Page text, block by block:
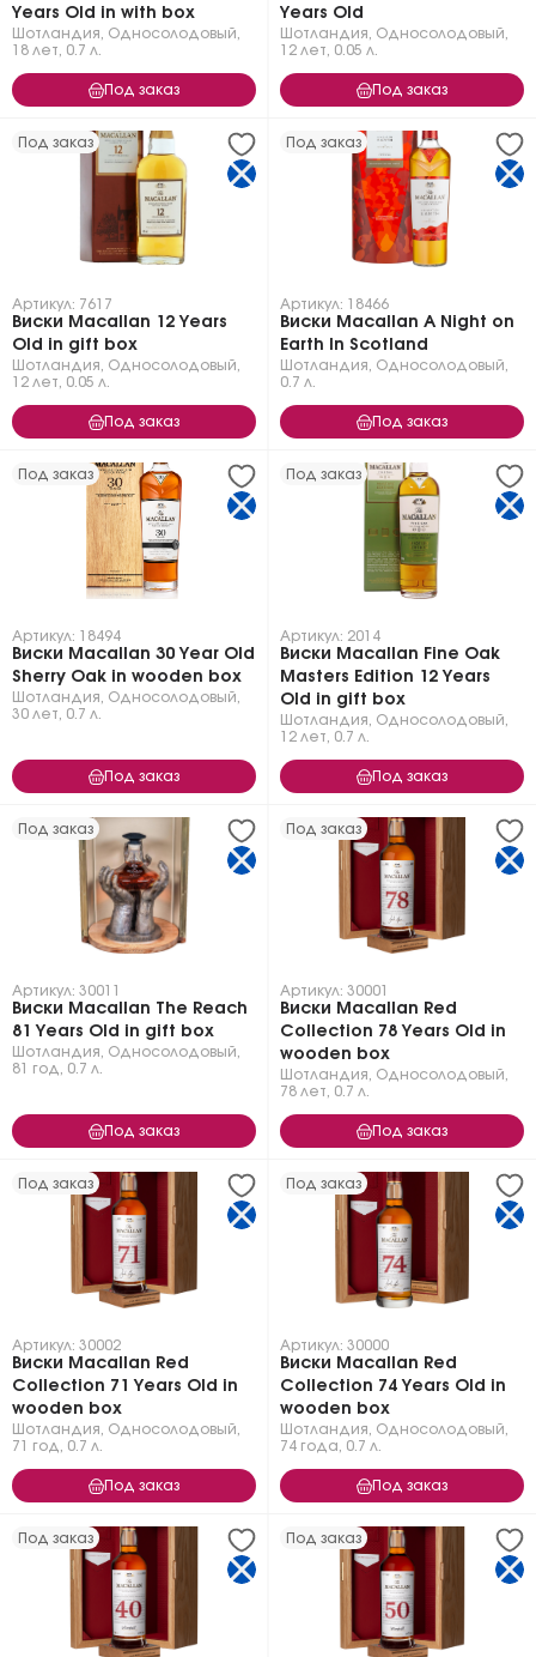
Years Old in with box
Шотландия Односолодовый
18 лет
0.7 л.
Под заказ
Years Old
Шотландия Односолодовый
12 лет
0.05 л.
Под заказ
Под заказ
Артикул: 7617
Виски Macallan 12 Years
Old in gift box
Шотландия Односолодовый
12 лет
0.05 л.
Под заказ
Под заказ
Артикул: 18466
Виски Macallan A Night on
Earth In Scotland
Шотландия Односолодовый
0.7 л.
Под заказ
Под заказ
Артикул: 18494
Виски Macallan 30 Year Old
Sherry Oak in wooden box
Шотландия Односолодовый
30 лет
0.7 л.
Под заказ
Под заказ
Артикул: 2014
Виски Macallan Fine Oak
Masters Edition 12 Years
Old in gift box
Шотландия Односолодовый
12 лет
0.7 л.
Под заказ
Под заказ
Артикул: 30011
Виски Macallan The Reach
81 Years Old in gift box
Шотландия Односолодовый
81 год
0.7 л.
Под заказ
Под заказ
Артикул: 30001
Виски Macallan Red
Collection 78 Years Old in
wooden box
Шотландия Односолодовый
78 лет
0.7 л.
Под заказ
Под заказ
Артикул: 30002
Виски Macallan Red
Collection 71 Years Old in
wooden box
Шотландия Односолодовый
71 год
0.7 л.
Под заказ
Под заказ
Артикул: 30000
Виски Macallan Red
Collection 74 Years Old in
wooden box
Шотландия Односолодовый
74 года
0.7 л.
Под заказ
Под заказ Под заказ